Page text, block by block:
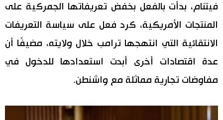
فيتنام، بدأت بالفعل بخفض تعريفاتها الجمركية على
المنتجات الأمريكية، كرد فعل على سياسة التعريفات
الانتقائية التي انتهجها ترامب خلال ولايته، مضيفًا أن
عدة اقتصادات أخرى أبدت استعدادها للدخول في
مفاوضات تجارية مماثلة مع واشنطن.